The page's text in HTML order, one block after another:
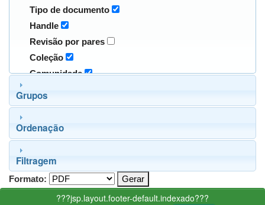
Tipo de documento
Handle
Revisão por pares
Coleção
Comunidade
Grupos
Ordenação
Filtragem
Formato:
???jsp.layout.footer-default.indexado???